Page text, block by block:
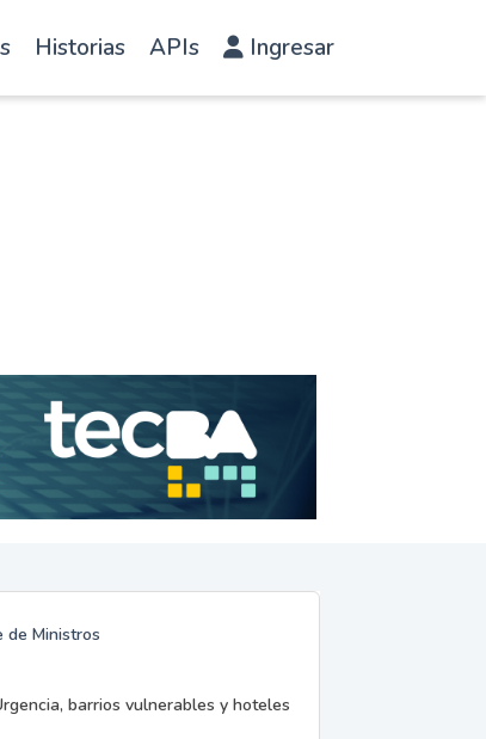
Historias APIs Ingresar
de Ministros
barrios vulnerables y hoteles